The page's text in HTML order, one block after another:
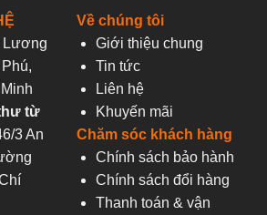
Lương
từ
3 An
Về chúng tôi
Giới thiệu chung
Tin tức
Liên hệ
Khuyến mãi
Chăm sóc khách hàng
Chính sách bảo hành
Chính sách đổi hàng
Thanh toán & vận